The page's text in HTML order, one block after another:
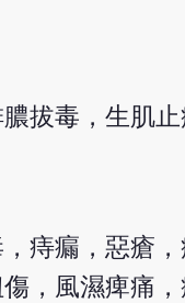
拔毒，生肌止
痔瘺，惡瘡，
，風濕痺痛，